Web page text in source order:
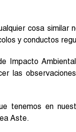
cosa similar
y conductos
Impacto
las
tenemos en
Aste.